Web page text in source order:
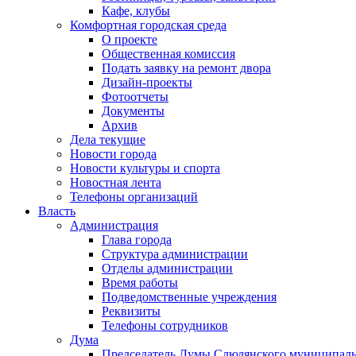
Кафе, клубы
Комфортная городская среда
О проекте
Общественная комиссия
Подать заявку на ремонт двора
Дизайн-проекты
Фотоотчеты
Документы
Архив
Дела текущие
Новости города
Новости культуры и спорта
Новостная лента
Телефоны организаций
Власть
Администрация
Глава города
Структура администрации
Отделы администрации
Время работы
Подведомственные учреждения
Реквизиты
Телефоны сотрудников
Дума